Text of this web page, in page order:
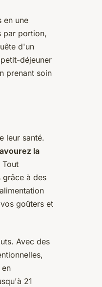
en une
par portion,
d'un
déjeuner
prenant soin
leur santé.
la
Tout
grâce à des
goûters et
Avec des
21